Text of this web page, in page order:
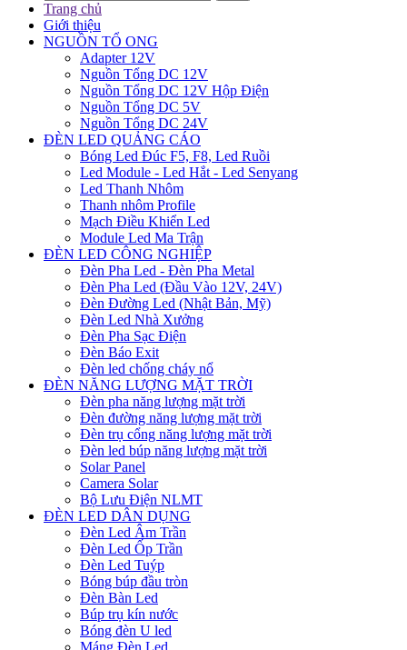
Trang chủ
Giới thiệu
NGUỒN TỔ ONG
Adapter 12V
Nguồn Tổng DC 12V
Nguồn Tổng DC 12V Hộp Điện
Nguồn Tổng DC 5V
Nguồn Tổng DC 24V
ĐÈN LED QUẢNG CÁO
Bóng Led Đúc F5, F8, Led Ruồi
Led Module - Led Hắt - Led Senyang
Led Thanh Nhôm
Thanh nhôm Profile
Mạch Điều Khiển Led
Module Led Ma Trận
ĐÈN LED CÔNG NGHIỆP
Đèn Pha Led - Đèn Pha Metal
Đèn Pha Led (Đầu Vào 12V, 24V)
Đèn Đường Led (Nhật Bản, Mỹ)
Đèn Led Nhà Xưởng
Đèn Pha Sạc Điện
Đèn Báo Exit
Đèn led chống cháy nổ
ĐÈN NĂNG LƯỢNG MẶT TRỜI
Đèn pha năng lượng mặt trời
Đèn đường năng lượng mặt trời
Đèn trụ cổng năng lượng mặt trời
Đèn led búp năng lượng mặt trời
Solar Panel
Camera Solar
Bộ Lưu Điện NLMT
ĐÈN LED DÂN DỤNG
Đèn Led Âm Trần
Đèn Led Ốp Trần
Đèn Led Tuýp
Bóng búp đầu tròn
Đèn Bàn Led
Búp trụ kín nước
Bóng đèn U led
Máng Đèn Led